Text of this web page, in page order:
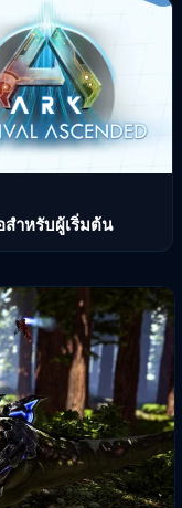
ำหรับผู้เริ่มต้น